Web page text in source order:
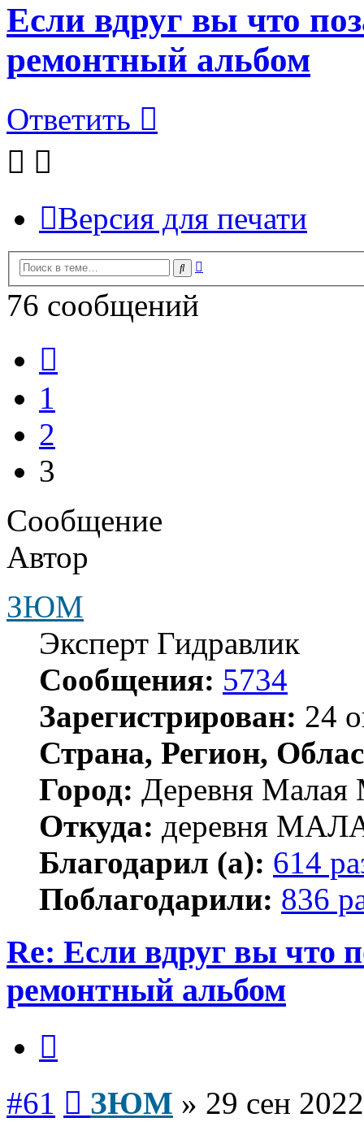
Если вдруг вы что
ремонтный альбом
Ответить
Версия для печати
Поиск
76 сообщений
1
2
3
Сообщение
Автор
ЗЮМ
Эксперт Гидравлик
Сообщения: 5734
Зарегистрирован: 24
Страна, Регион,
Город: Деревня Малая
Откуда: деревня
Благодарил (а): 614
Поблагодарили: 836
Re: Если вдруг вы что
ремонтный альбом
#61 ЗЮМ » 29 сен